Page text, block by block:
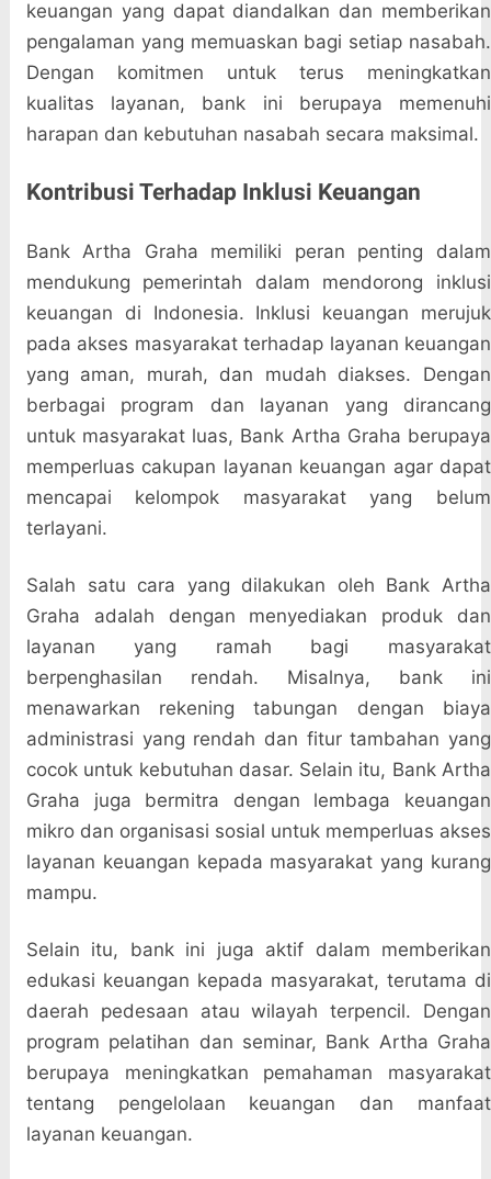
keuangan yang dapat diandalkan dan memberikan
pengalaman yang memuaskan bagi setiap nasabah.
Dengan komitmen untuk terus meningkatkan
kualitas layanan, bank ini berupaya memenuhi
harapan dan kebutuhan nasabah secara maksimal.
Kontribusi Terhadap Inklusi Keuangan
Bank Artha Graha memiliki peran penting dalam
mendukung pemerintah dalam mendorong inklusi
keuangan di Indonesia. Inklusi keuangan merujuk
pada akses masyarakat terhadap layanan keuangan
yang aman, murah, dan mudah diakses. Dengan
berbagai program dan layanan yang dirancang
untuk masyarakat luas, Bank Artha Graha berupaya
memperluas cakupan layanan keuangan agar dapat
mencapai kelompok masyarakat yang belum
terlayani.
Salah satu cara yang dilakukan oleh Bank Artha
Graha adalah dengan menyediakan produk dan
layanan yang ramah bagi masyarakat
berpenghasilan rendah. Misalnya, bank ini
menawarkan rekening tabungan dengan biaya
administrasi yang rendah dan fitur tambahan yang
cocok untuk kebutuhan dasar. Selain itu, Bank Artha
Graha juga bermitra dengan lembaga keuangan
mikro dan organisasi sosial untuk memperluas akses
layanan keuangan kepada masyarakat yang kurang
mampu.
Selain itu, bank ini juga aktif dalam memberikan
edukasi keuangan kepada masyarakat, terutama di
daerah pedesaan atau wilayah terpencil. Dengan
program pelatihan dan seminar, Bank Artha Graha
berupaya meningkatkan pemahaman masyarakat
tentang pengelolaan keuangan dan manfaat
layanan keuangan.